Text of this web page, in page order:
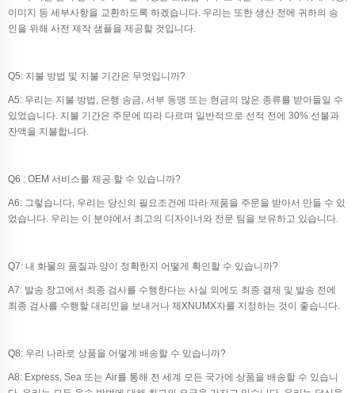
이미지 등 세부사항을 교환하도록 하겠습니다. 우리는 또한 생산 전에 귀하의 승
인을 위해 사전 제작 샘플을 제공할 것입니다.
Q5: 지불 방법 및 지불 기간은 무엇입니까?
A5: 우리는 지불 방법, 은행 송금, 서부 동맹 또는 현금의 많은 종류를 받아들일 수
있었습니다. 지불 기간은 주문에 따라 다르며 일반적으로 선적 전에 30% 선불과
잔액을 지불합니다.
Q6 : OEM 서비스를 제공 할 수 있습니까?
A6: 그렇습니다, 우리는 당신의 필요조건에 따라 제품을 주문을 받아서 만들 수 있
었습니다. 우리는 이 분야에서 최고의 디자이너와 전문 팀을 보유하고 있습니다.
Q7: 내 화물의 품질과 양이 정확한지 어떻게 확인할 수 있습니까?
A7: 발송 창고에서 최종 검사를 수행한다는 사실 외에도 최종 결제 및 발송 전에
최종 검사를 수행할 대리인을 보내거나 제XNUMX자를 지정하는 것이 좋습니다.
Q8: 우리 나라로 상품을 어떻게 배송할 수 있습니까?
A8: Express, Sea 또는 Air를 통해 전 세계 모든 국가에 상품을 배송할 수 있습니